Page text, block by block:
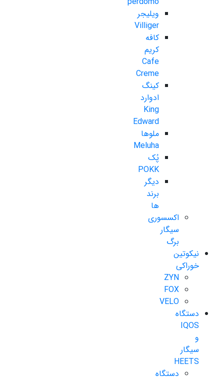
ویلیجر
Villiger
کافه
کریم
Cafe
Creme
کینگ
ادوارد
King
Edward
ملوها
Meluha
پُک
POKK
دیگر
برند
ها
اکسسوری
سیگار
برگ
نیکوتین
خوراکی
ZYN
FOX
VELO
دستگاه
IQOS
و
سیگار
HEETS
دستگاه